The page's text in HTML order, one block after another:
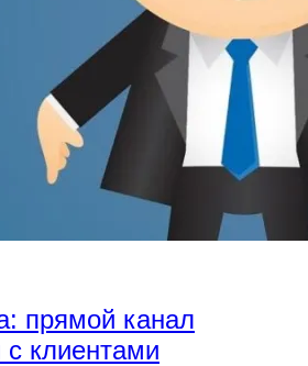
прямой канал
клиентами